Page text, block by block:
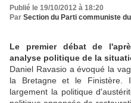
Publié le 19/10/2012 à 18:20
Par Section du Parti communiste
Le premier débat de
analyse politique de la
Daniel Ravasio a évoqué la
la Bretagne et le Finistère.
largement la politique